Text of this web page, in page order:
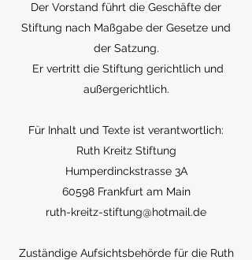
Der Vorstand führt die Geschäfte der
Stiftung nach Maßgabe der Gesetze und
der Satzung.
Er vertritt die Stiftung gerichtlich und
außergerichtlich.
Für Inhalt und Texte ist verantwortlich:
Ruth Kreitz Stiftung
Humperdinckstrasse 3A
60598 Frankfurt am Main
ruth-kreitz-stiftung@hotmail.de
Zuständige Aufsichtsbehörde für die Ruth